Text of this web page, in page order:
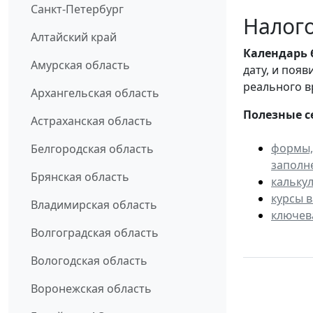
Санкт-Петербург
Алтайский край
Амурская область
Архангельская область
Астраханская область
Белгородская область
Брянская область
Владимирская область
Волгоградская область
Вологодская область
Воронежская область
Календарь
дату, и
реального
Полезные
формы,
курсы